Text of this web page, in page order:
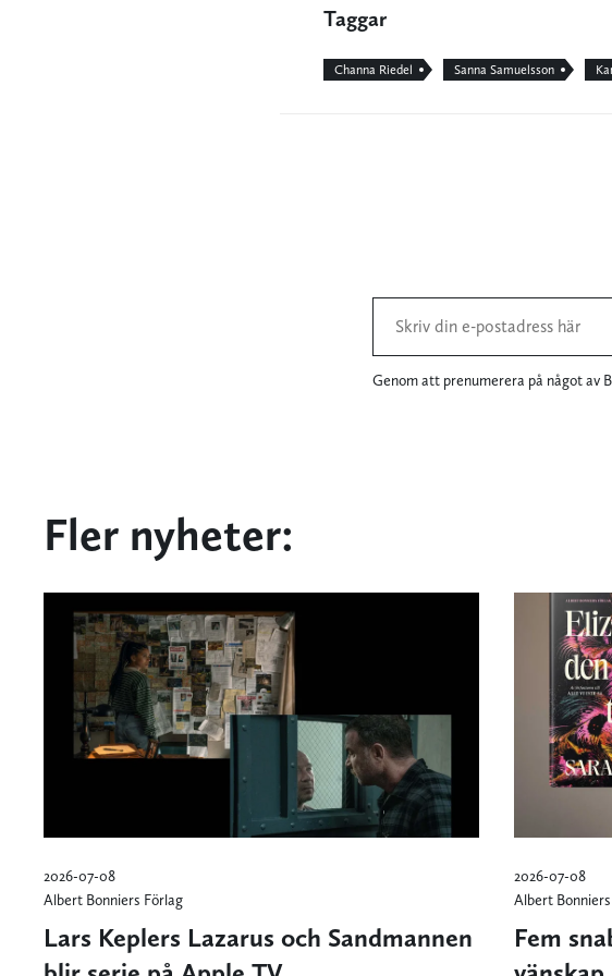
Taggar
Channa Riedel Sanna Samuelsson
Genom att prenumerera på något av
Fler nyheter:
2026-07-08
Albert Bonniers Förlag
Lars Keplers Lazarus och Sandmannen
2026-07-08
Albert
Fem